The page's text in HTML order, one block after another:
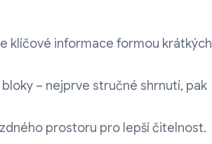
klíčové informace formou krátkých
– nejprve stručné shrnutí, pak
prostoru pro lepší čitelnost.